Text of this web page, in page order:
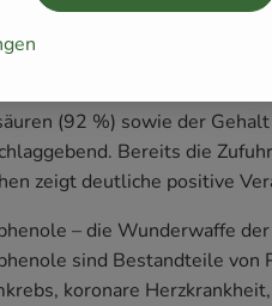
schützt vor
verschiedener
das schlechte LDL-
(92 %) sowie der
Bereits die
zeigt deutliche positive
– die Wunderwaffe
sind Bestandteile von
koronare